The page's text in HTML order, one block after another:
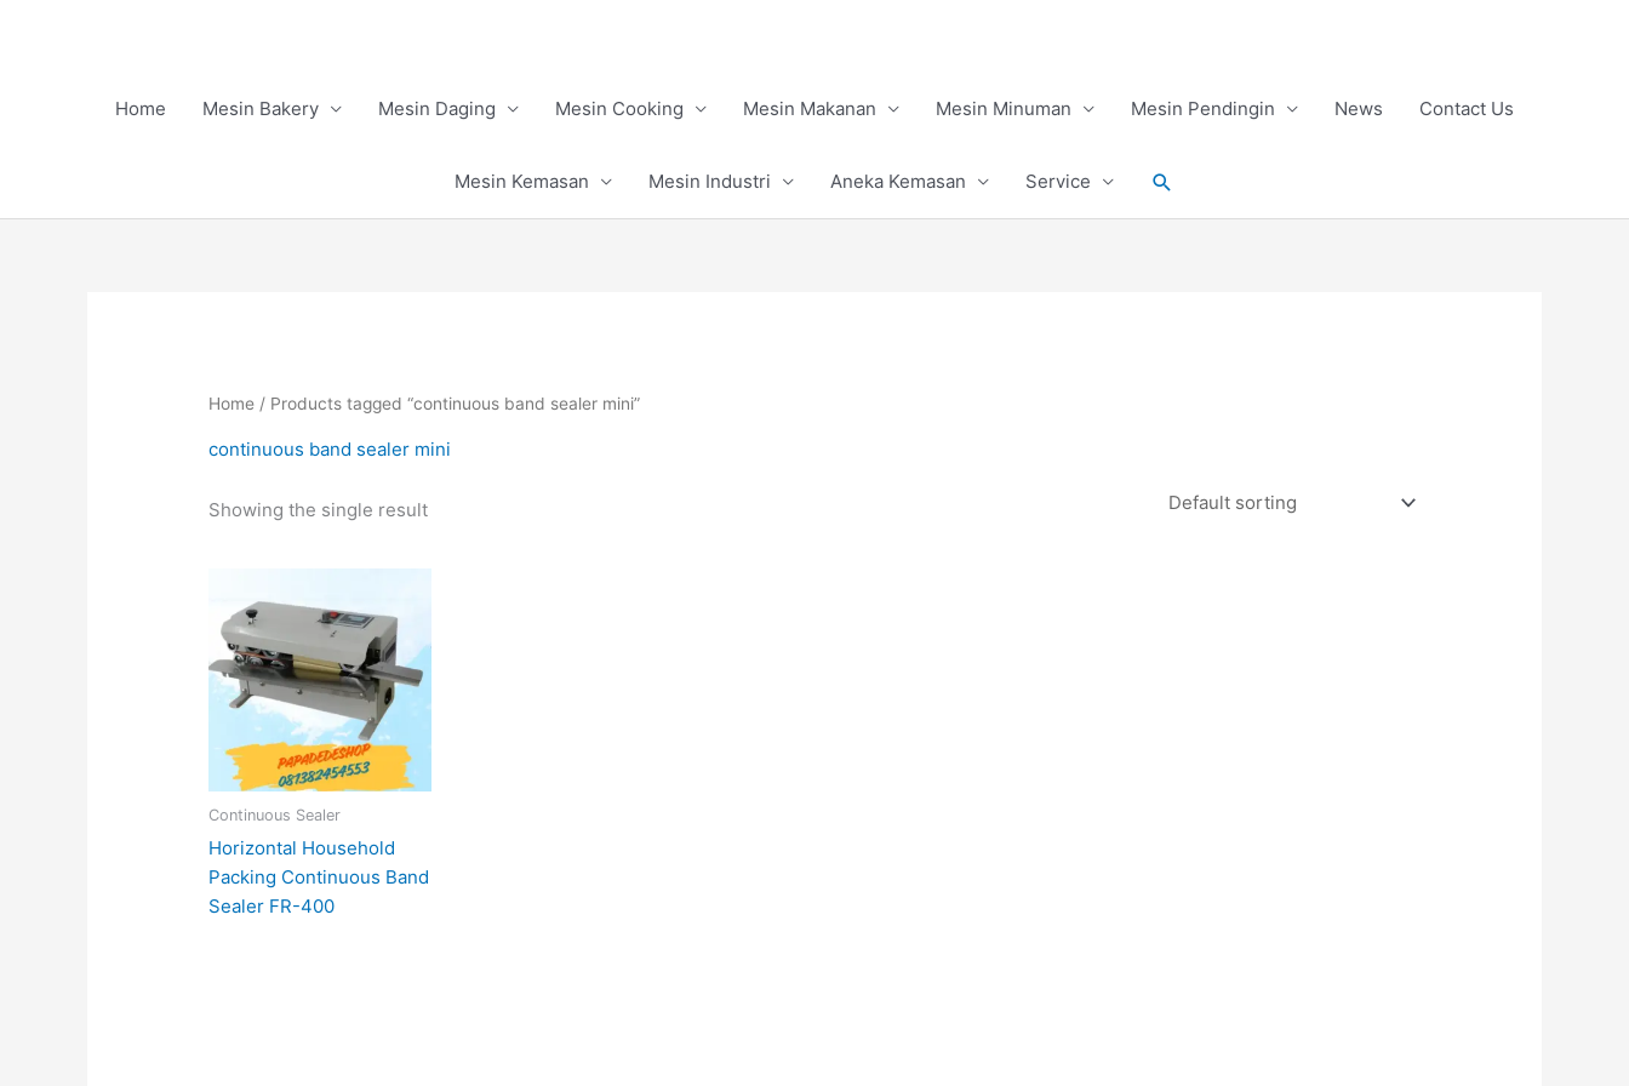
Home
Mesin Bakery Mesin Daging Mesin Cooking Mesin Makanan Mesin Minuman Mesin Pendingin News Contact Us
Mesin Kemasan Mesin Industri Aneka Kemasan Service Search
Home / Products tagged “continuous band sealer mini”
continuous band sealer mini
Showing the single result
Continuous Sealer
Horizontal Household
Packing Continuous Band
Sealer FR-400